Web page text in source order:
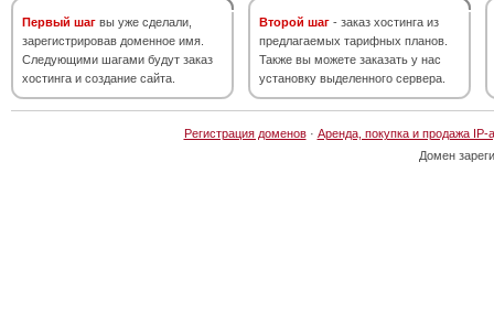
Первый шаг вы уже сделали,
зарегистрировав доменное имя.
Следующими шагами будут заказ
хостинга и создание сайта.
Второй шаг - заказ хостинга из
предлагаемых тарифных планов.
Также вы можете заказать у нас
установку выделенного сервера.
Регистрация доменов· Аренда, покупка и продажа IP-
Домен